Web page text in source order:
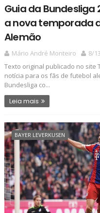
Guia da Bundesliga
a nova temporada
Alemão
Mário André Monteiro
8/
Texto original publicado no site
notícia para os fãs de futebol
Bundesliga co...
Leia mais
BAYER LEVERKUSEN